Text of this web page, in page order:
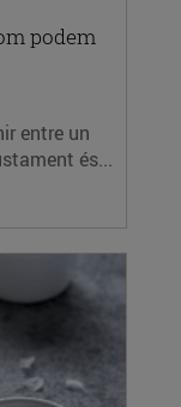
podem
entre un
és...